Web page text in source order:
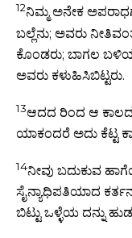
12ನಿಮ್ಮ ಅನೇಕ
ಬಲ್ಲೆನು; ಅವರು
ಕೊಂಡರು; ಬಾಗಲ
ಅವರು ಕಳುಹಿಸಿಬಿಟ್ಟರು.
13ಆದದ ರಿಂದ ಆ
ಯಾಕಂದರೆ ಅದು ಕೆಟ್ಟ
14ನೀವು ಬದುಕುವ
ಸೈನ್ಯಾಧಿಪತಿಯಾದ
ಬಿಟ್ಟು ಒಳ್ಳೆಯ ದನ್ನು